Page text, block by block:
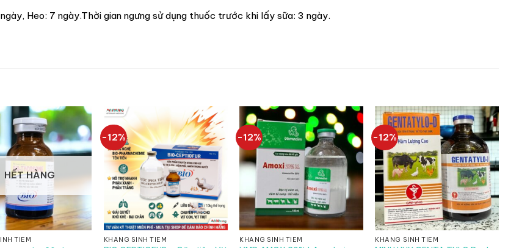
Heo: 7 ngày.Thời gian ngưng sử dụng thuốc trước khi lấy sữa: 3 ngày.
HẾT HÀNG
TIÊM
-12%
KHÁNG SINH TIÊM
-12%
KHÁNG SINH TIÊM
-12%
KHÁNG SINH TIÊM